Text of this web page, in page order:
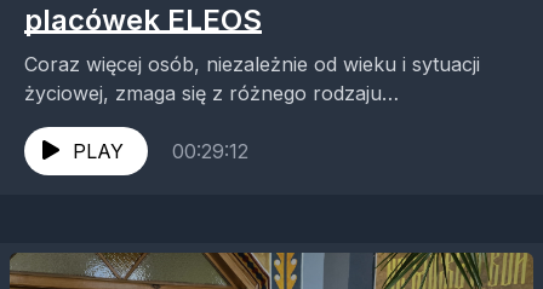
placówek ELEOS
Coraz więcej osób, niezależnie od wieku i sytuacji
życiowej, zmaga się z różnego rodzaju
uzależnieniami i ich konsekwencjami. Dlatego tak
ważna jest profilaktyka, edukacja...
PLAY 00:29:12